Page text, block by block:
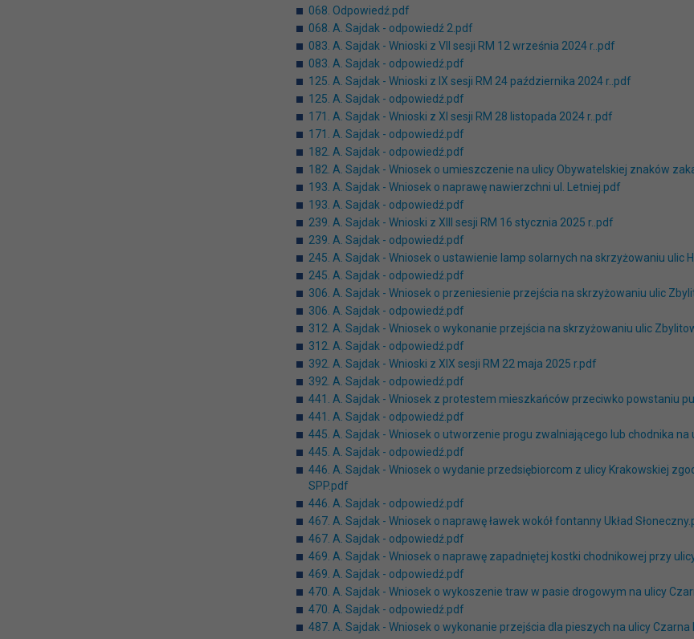
068. Odpowiedź.pdf
068. A. Sajdak - odpowiedź 2.pdf
083. A. Sajdak - Wnioski z VII sesji RM 12 września 2024 r..pdf
083. A. Sajdak - odpowiedź.pdf
125. A. Sajdak - Wnioski z IX sesji RM 24 października 2024 r..pdf
125. A. Sajdak - odpowiedź.pdf
171. A. Sajdak - Wnioski z XI sesji RM 28 listopada 2024 r..pdf
171. A. Sajdak - odpowiedź.pdf
182. A. Sajdak - odpowiedź.pdf
182. A. Sajdak - Wniosek o umieszczenie na ulicy Obywatelskiej znaków
193. A. Sajdak - Wniosek o naprawę nawierzchni ul. Letniej.pdf
193. A. Sajdak - odpowiedź.pdf
239. A. Sajdak - Wnioski z XIII sesji RM 16 stycznia 2025 r..pdf
239. A. Sajdak - odpowiedź.pdf
245. A. Sajdak - Wniosek o ustawienie lamp solarnych na skrzyżowaniu ulic
245. A. Sajdak - odpowiedź.pdf
306. A. Sajdak - Wniosek o przeniesienie przejścia na skrzyżowaniu ulic
306. A. Sajdak - odpowiedź.pdf
312. A. Sajdak - Wniosek o wykonanie przejścia na skrzyżowaniu ulic
312. A. Sajdak - odpowiedź.pdf
392. A. Sajdak - Wnioski z XIX sesji RM 22 maja 2025 r.pdf
392. A. Sajdak - odpowiedź.pdf
441. A. Sajdak - Wniosek z protestem mieszkańców przeciwko powstaniu
441. A. Sajdak - odpowiedź.pdf
445. A. Sajdak - Wniosek o utworzenie progu zwalniającego lub chodnika
445. A. Sajdak - odpowiedź.pdf
446. A. Sajdak - Wniosek o wydanie przedsiębiorcom z ulicy Krakowskiej
SPP.pdf
446. A. Sajdak - odpowiedź.pdf
467. A. Sajdak - Wniosek o naprawę ławek wokół fontanny Układ
467. A. Sajdak - odpowiedź.pdf
469. A. Sajdak - Wniosek o naprawę zapadniętej kostki chodnikowej przy
469. A. Sajdak - odpowiedź.pdf
470. A. Sajdak - Wniosek o wykoszenie traw w pasie drogowym na ulicy
470. A. Sajdak - odpowiedź.pdf
487. A. Sajdak - Wniosek o wykonanie przejścia dla pieszych na ulicy Czarna